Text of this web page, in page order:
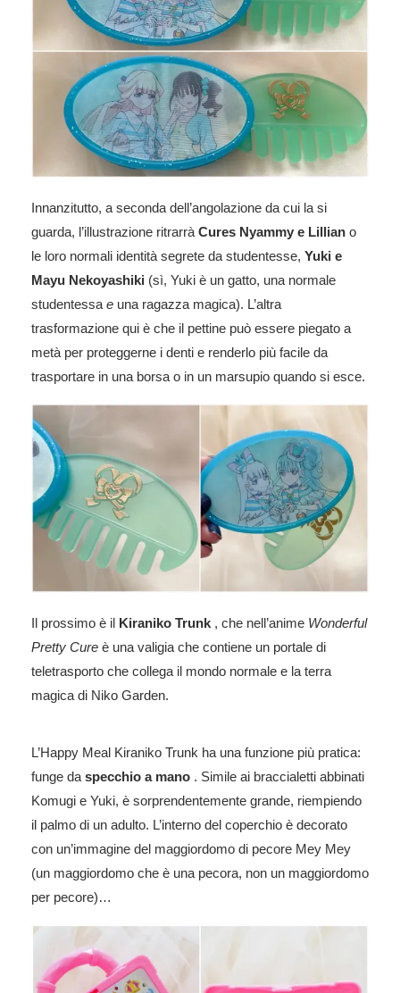
Innanzitutto, a seconda dell’angolazione da cui la si
guarda, l’illustrazione ritrarrà Cures Nyammy e Lillian o
le loro normali identità segrete da studentesse, Yuki e
Mayu Nekoyashiki (sì, Yuki è un gatto, una normale
studentessa e una ragazza magica). L’altra
trasformazione qui è che il pettine può essere piegato a
metà per proteggerne i denti e renderlo più facile da
trasportare in una borsa o in un marsupio quando si esce.
Il prossimo è il Kiraniko Trunk , che nell’anime Wonderful
Pretty Cure è una valigia che contiene un portale di
teletrasporto che collega il mondo normale e la terra
magica di Niko Garden.
L’Happy Meal Kiraniko Trunk ha una funzione più pratica:
funge da specchio a mano . Simile ai braccialetti abbinati
Komugi e Yuki, è sorprendentemente grande, riempiendo
il palmo di un adulto. L’interno del coperchio è decorato
con un’immagine del maggiordomo di pecore Mey Mey
(un maggiordomo che è una pecora, non un maggiordomo
per pecore)…